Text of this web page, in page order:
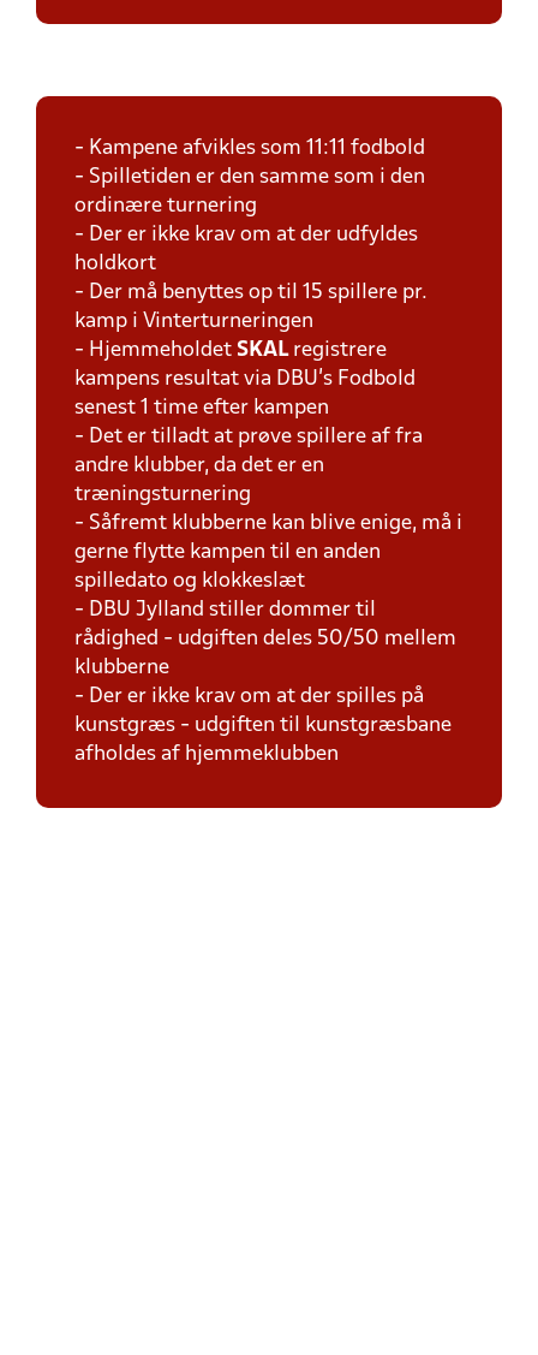
- Kampene afvikles som 11:11 fodbold
- Spilletiden er den samme som i den
ordinære turnering
- Der er ikke krav om at der udfyldes
holdkort
- Der må benyttes op til 15 spillere pr.
kamp i Vinterturneringen
- Hjemmeholdet SKAL registrere
kampens resultat via DBU's Fodbold
senest 1 time efter kampen
- Det er tilladt at prøve spillere af fra
andre klubber, da det er en
træningsturnering
- Såfremt klubberne kan blive enige, må i
gerne flytte kampen til en anden
spilledato og klokkeslæt
- DBU Jylland stiller dommer til
rådighed - udgiften deles 50/50 mellem
klubberne
- Der er ikke krav om at der spilles på
kunstgræs - udgiften til kunstgræsbane
afholdes af hjemmeklubben